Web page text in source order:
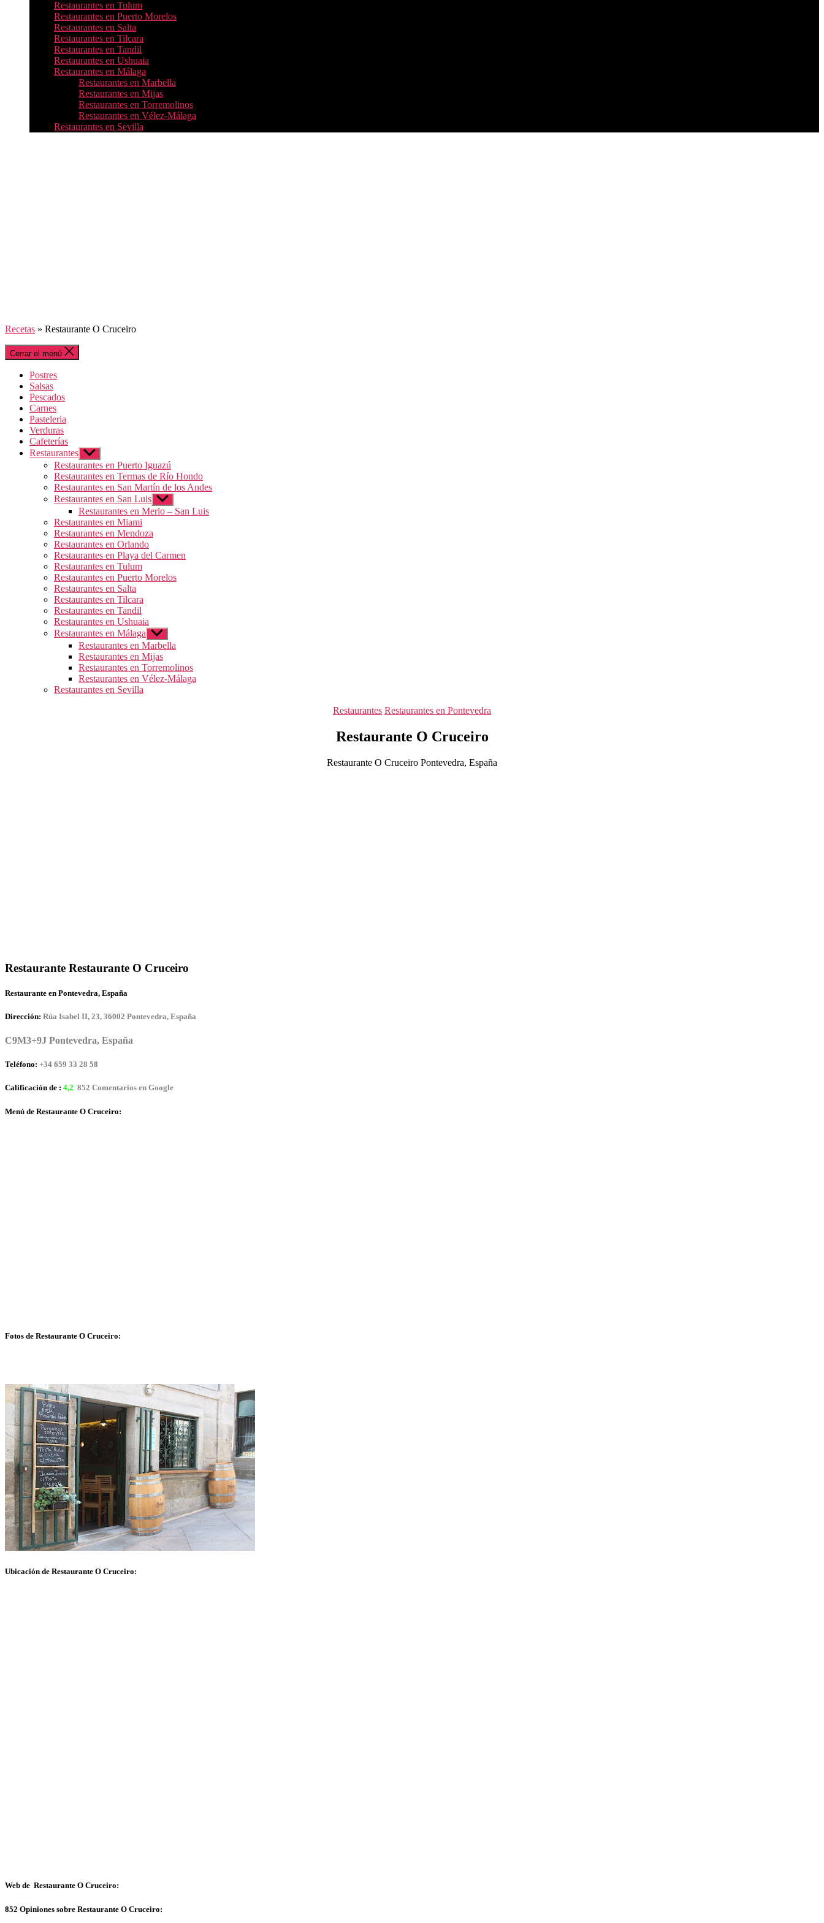
Restaurantes en Tulum
Restaurantes en Puerto Morelos
Restaurantes en Salta
Restaurantes en Tilcara
Restaurantes en Tandil
Restaurantes en Ushuaia
Restaurantes en Málaga
Restaurantes en Marbella
Restaurantes en Mijas
Restaurantes en Torremolinos
Restaurantes en Vélez-Málaga
Restaurantes en Sevilla
Recetas » Restaurante O Cruceiro
Cerrar el menú
Postres
Salsas
Pescados
Carnes
Pasteleria
Verduras
Cafeterías
Restaurantes Mostrar
el
submenú
Restaurantes en Puerto Iguazú
Restaurantes en Termas de Río Hondo
Restaurantes en San Martín de los Andes
Restaurantes en San Luis Mostrar
el
submenú
Restaurantes en Merlo – San Luis
Restaurantes en Miami
Restaurantes en Mendoza
Restaurantes en Orlando
Restaurantes en Playa del Carmen
Restaurantes en Tulum
Restaurantes en Puerto Morelos
Restaurantes en Salta
Restaurantes en Tilcara
Restaurantes en Tandil
Restaurantes en Ushuaia
Restaurantes en Málaga Mostrar
el
submenú
Restaurantes en Marbella
Restaurantes en Mijas
Restaurantes en Torremolinos
Restaurantes en Vélez-Málaga
Restaurantes en Sevilla
Categorías
Restaurantes Restaurantes en Pontevedra
Restaurante O Cruceiro
Restaurante O Cruceiro Pontevedra, España
Restaurante Restaurante O Cruceiro
Restaurante en Pontevedra, España
Dirección: Rúa Isabel II, 23, 36002 Pontevedra, España
C9M3+9J Pontevedra, España
Teléfono: +34 659 33 28 58
Calificación de : 4,2 852 Comentarios en Google
Menú de Restaurante O Cruceiro:
Fotos de Restaurante O Cruceiro:
Ubicación de Restaurante O Cruceiro:
Web de Restaurante O Cruceiro:
852 Opiniones sobre Restaurante O Cruceiro: